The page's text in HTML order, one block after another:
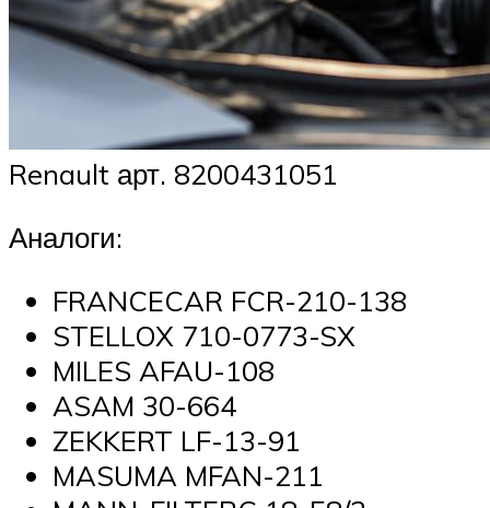
Renault арт. 8200431051
Аналоги:
FRANCECAR FCR-210-138
STELLOX 710-0773-SX
MILES AFAU-108
ASAM 30-664
ZEKKERT LF-13-91
MASUMA MFAN-211